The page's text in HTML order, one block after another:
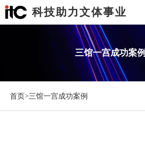
科技助力文体事业
三馆一宫成功案例
首页>三馆一宫成功案例